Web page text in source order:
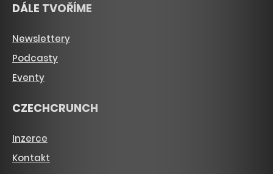
DÁLE TVOŘÍME
Newslettery
Podcasty
Eventy
CZECHCRUNCH
Inzerce
Kontakt